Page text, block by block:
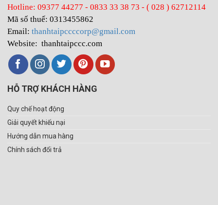
Hotline: 09377 44277 - 0833 33 38 73 - ( 028 ) 62712114
Mã số thuế: 0313455862
Email: thanhtaipccccorp@gmail.com
Website: thanhtaipccc.com
HỖ TRỢ KHÁCH HÀNG
Quy chế hoạt động
Giải quyết khiếu nại
Hướng dẫn mua hàng
Chính sách đổi trả